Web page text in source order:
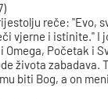
reče: "Evo,
vjerne i istinite." I
Omega, Početak i
života zabadava.
biti Bog, a on